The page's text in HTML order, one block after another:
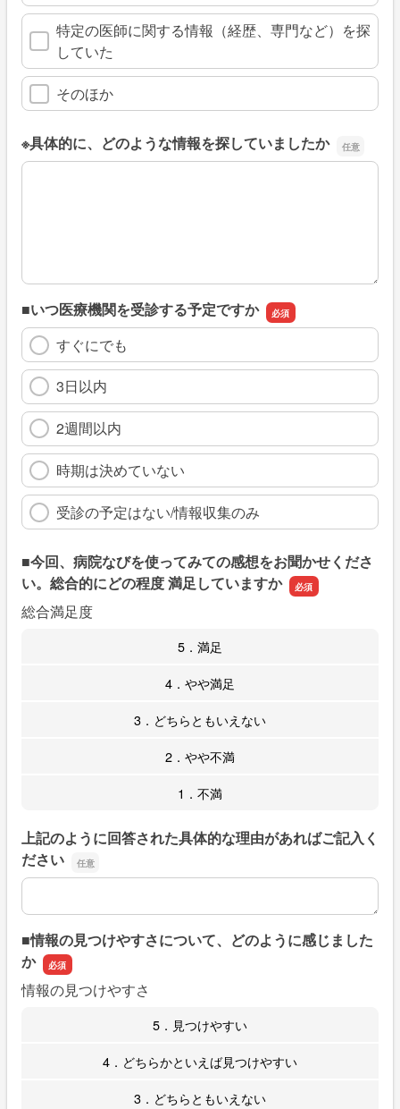
特定の医師に関する情報（経歴、専門など）を探
していた
そのほか
※具体的に、どのような情報を探していましたか
※具体的に、どのような情報を探していましたか
■いつ医療機関を受診する予定ですか
すぐにでも
3日以内
2週間以内
時期は決めていない
受診の予定はない/情報収集のみ
■今回、病院なびを使ってみての感想をお聞かせくださ
い。総合的にどの程度 満足していますか
総合満足度
5．満足
4．やや満足
3．どちらともいえない
2．やや不満
1．不満
上記のように回答された具体的な理由があればご記入く
ださい
上記のように回答された具体的な理由があればご記入くだ
■情報の見つけやすさについて、どのように感じました
か
情報の見つけやすさ
5．見つけやすい
4．どちらかといえば見つけやすい
3．どちらともいえない